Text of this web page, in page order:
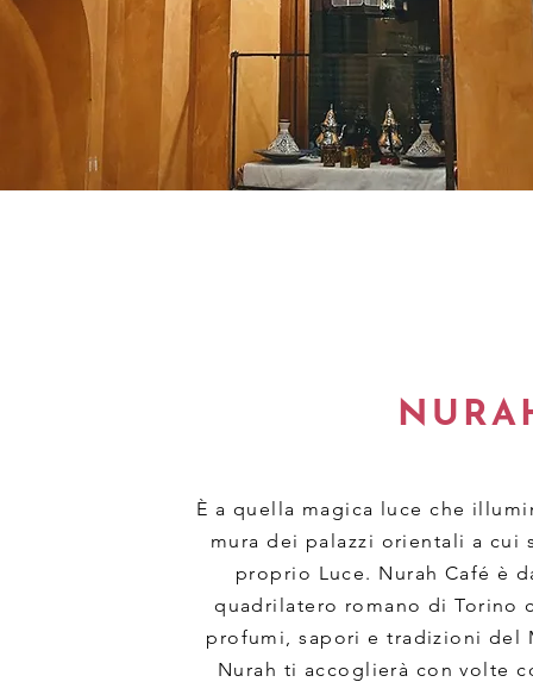
È a quella magica luce che
mura dei palazzi orientali a cui
proprio Luce. Nurah Café è
quadrilatero romano di Torino
profumi, sapori e tradizioni del
Nurah ti accoglierà con volte